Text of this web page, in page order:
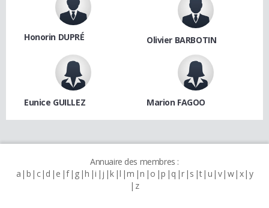
Honorin DUPRÉ Olivier BARBOTIN
Eunice GUILLEZ Marion FAGOO
Annuaire des membres :
a b c d e f g h i j k l m n o p q r s t u v w x y
z